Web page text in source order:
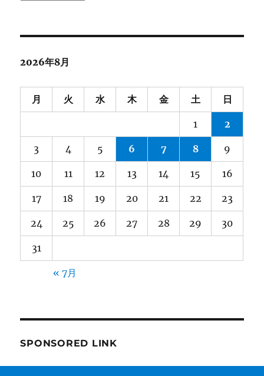
ブ
2026年8月
月 火 水 木 金 土 日
1 2
3 4 5 6 7 8 9
10 11 12 13 14 15 16
17 18 19 20 21 22 23
24 25 26 27 28 29 30
31
« 7月
SPONSORED LINK